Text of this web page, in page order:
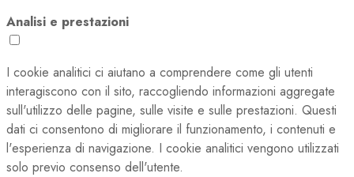
Analisi e prestazioni
I cookie analitici ci aiutano a comprendere come gli utenti
interagiscono con il sito, raccogliendo informazioni aggregate
sull'utilizzo delle pagine, sulle visite e sulle prestazioni. Questi
dati ci consentono di migliorare il funzionamento, i contenuti e
l'esperienza di navigazione. I cookie analitici vengono utilizzati
solo previo consenso dell'utente.